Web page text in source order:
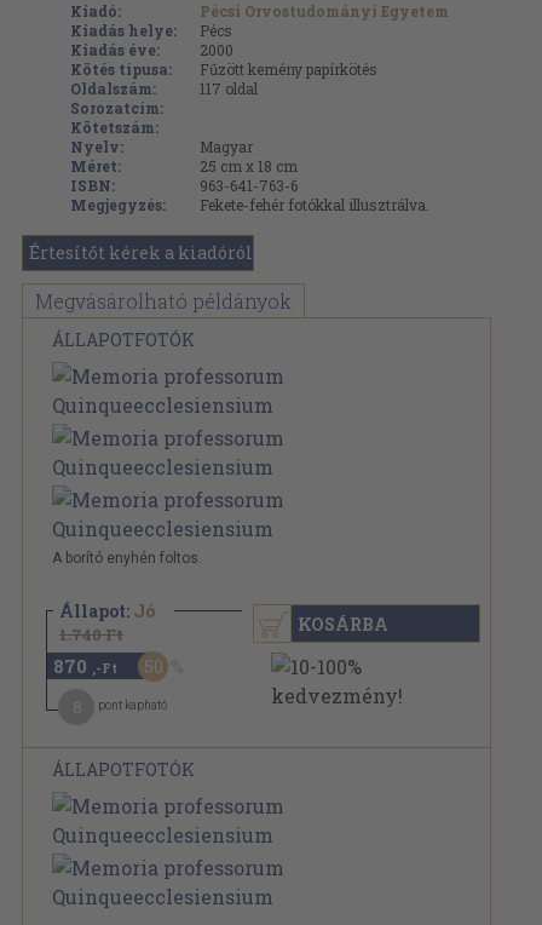
Kiadó:
Pécsi Orvostudományi Egyetem
Kiadás helye:
Pécs
Kiadás éve:
2000
Kötés típusa:
Fűzött kemény papírkötés
Oldalszám:
117 oldal
Sorozatcím:
Kötetszám:
Nyelv:
Magyar
Méret:
25 cm x 18 cm
ISBN:
963-641-763-6
Megjegyzés:
Fekete-fehér fotókkal illusztrálva.
Értesítőt kérek a kiadóról
Megvásárolható példányok
ÁLLAPOTFOTÓK
A borító enyhén foltos.
Állapot: Jó
1.740 Ft
870 ,-Ft 50
pont kapható
KOSÁRBA
ÁLLAPOTFOTÓK